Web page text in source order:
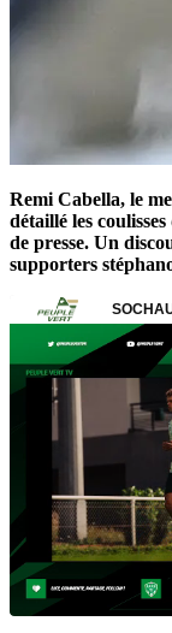
Remi Cabella, le
détaillé les
de presse. Un
supporters